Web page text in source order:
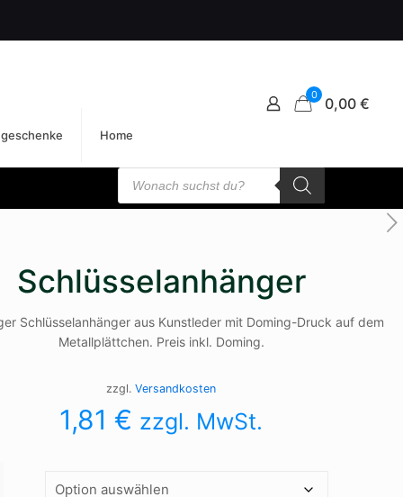
Home
0 0,00 €
Products
search
Schlüsselanhänger
Schlüsselanhänger aus Kunstleder mit Doming-Druck auf dem
Metallplättchen. Preis inkl. Doming.
zzgl.Versandkosten
1,81 € zzgl. MwSt.